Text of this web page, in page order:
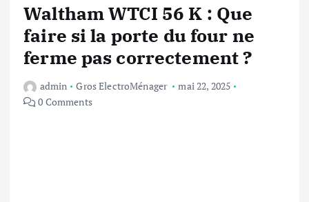
Waltham WTCI 56 K : Que
faire si la porte du four ne
ferme pas correctement ?
admin Gros ElectroMénager
mai 22, 2025
0 Comments